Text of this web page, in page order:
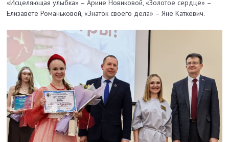
«Исцеляющая улыбка» – Арине Новиковой, «Золотое сердце» –
Елизавете Романьковой, «Знаток своего дела» – Яне Каткевич.